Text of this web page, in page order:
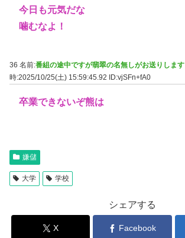
今日も元気だな
噛むなよ！
36 名前:番組の途中ですが翡翠の名無しがお送りします
時:2025/10/25(土) 15:59:45.92
ID:vjSFn+fA0
卒業できないぞ熊は
嫌儲
大学 学校
シェアする
X Facebook